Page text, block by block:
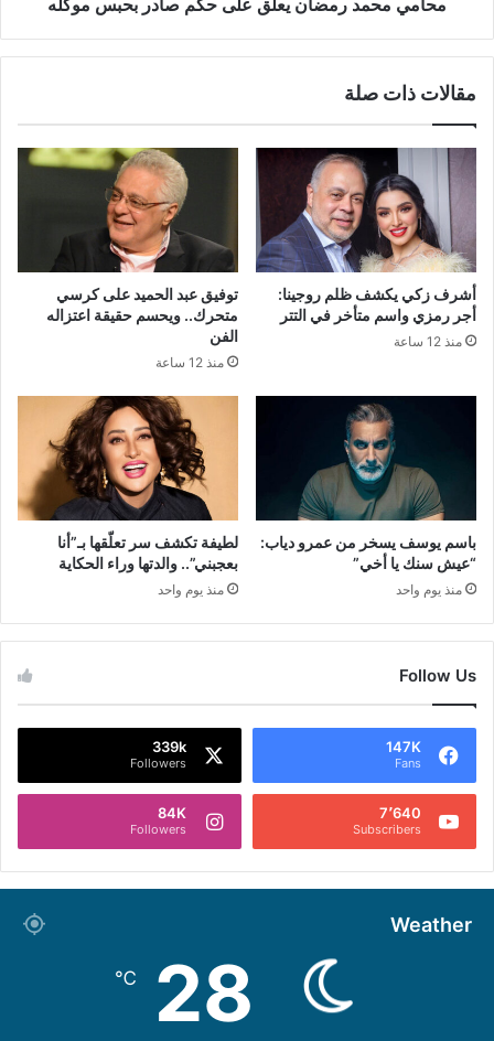
محامي محمد رمضان يعلق على حكم صادر بحبس موكله
مقالات ذات صلة
أشرف زكي يكشف ظلم روجينا:
أجر رمزي واسم متأخر في التتر
منذ 12 ساعة
توفيق عبد الحميد على كرسي
متحرك.. ويحسم حقيقة اعتزاله
الفن
منذ 12 ساعة
باسم يوسف يسخر من عمرو دياب:
“عيش سنك يا أخي”
منذ يوم واحد
لطيفة تكشف سر تعلّقها بـ”أنا
بعجبني”.. والدتها وراء الحكاية
منذ يوم واحد
Follow Us
147K
Fans
339k
Followers
7٬640
Subscribers
84K
Followers
Weather
28
℃